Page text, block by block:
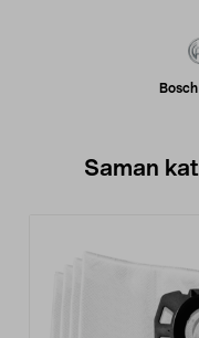
Bosch
Saman